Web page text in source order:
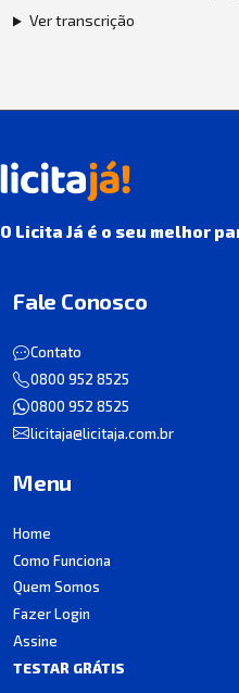
Ver transcrição
O Licita Já é o seu melhor
Fale Conosco
Contato
0800 952 8525
0800 952 8525
licitaja@licitaja.com.br
Menu
Home
Como Funciona
Quem Somos
Fazer Login
Assine
TESTAR GRÁTIS